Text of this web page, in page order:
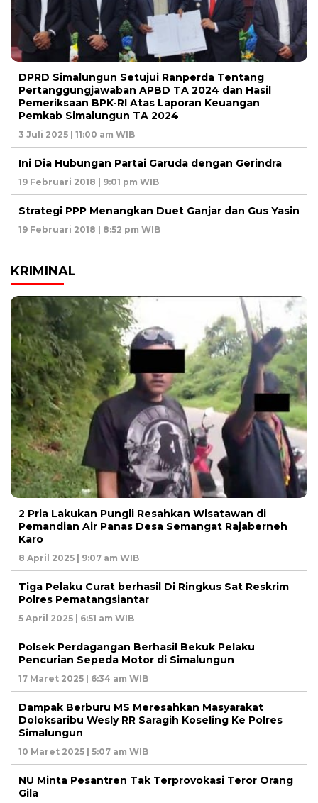
DPRD Simalungun Setujui Ranperda Tentang
Pertanggungjawaban APBD TA 2024 dan Hasil
Pemeriksaan BPK-RI Atas Laporan Keuangan
Pemkab Simalungun TA 2024
3 Juli 2025 | 11:00 am WIB
Ini Dia Hubungan Partai Garuda dengan Gerindra
19 Februari 2018 | 9:01 pm WIB
Strategi PPP Menangkan Duet Ganjar dan Gus Yasin
19 Februari 2018 | 8:52 pm WIB
KRIMINAL
2 Pria Lakukan Pungli Resahkan Wisatawan di
Pemandian Air Panas Desa Semangat Rajaberneh
Karo
8 April 2025 | 9:07 am WIB
Tiga Pelaku Curat berhasil Di Ringkus Sat Reskrim
Polres Pematangsiantar
5 April 2025 | 6:51 am WIB
Polsek Perdagangan Berhasil Bekuk Pelaku
Pencurian Sepeda Motor di Simalungun
17 Maret 2025 | 6:34 am WIB
Dampak Berburu MS Meresahkan Masyarakat
Doloksaribu Wesly RR Saragih Koseling Ke Polres
Simalungun
10 Maret 2025 | 5:07 am WIB
NU Minta Pesantren Tak Terprovokasi Teror Orang
Gila